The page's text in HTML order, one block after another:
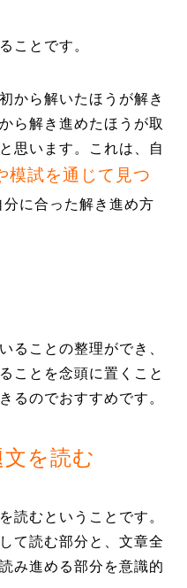
ことです。
から解いたほうが解き
ら解き進めたほうが取
思います。これは、自
模試を通じて見つ
に合った解き進め方
ることの整理ができ、
ことを念頭に置くこと
るのでおすすめです。
を読む
読むということです。
て読む部分と、文章全
み進める部分を意識的